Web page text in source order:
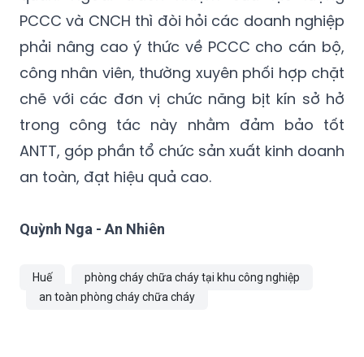
phải nâng cao ý thức về PCCC cho cán bộ,
công nhân viên, thường xuyên phối hợp chặt
chẽ với các đơn vị chức năng bịt kín sở hở
trong công tác này nhằm đảm bảo tốt
ANTT, góp phần tổ chức sản xuất kinh doanh
an toàn, đạt hiệu quả cao.
Quỳnh Nga - An Nhiên
Huế
phòng cháy chữa cháy tại khu công nghiệp